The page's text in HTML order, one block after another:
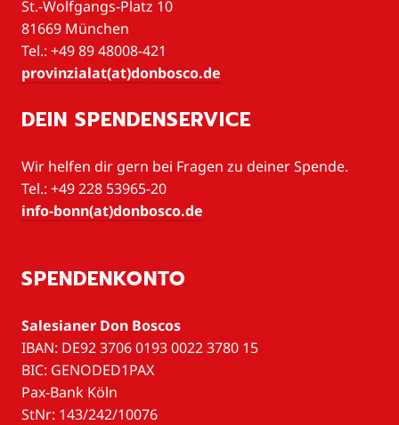
St.-Wolfgangs-Platz 10
81669 München
Tel.: +49 89 48008-421
provinzialat(at)donbosco.de
DEIN SPENDENSERVICE
Wir helfen dir gern bei Fragen zu deiner Spende.
Tel.: +49 228 53965-20
info-bonn(at)donbosco.de
SPENDENKONTO
Salesianer Don Boscos
IBAN: DE92 3706 0193 0022 3780 15
BIC: GENODED1PAX
Pax-Bank Köln
StNr: 143/242/10076